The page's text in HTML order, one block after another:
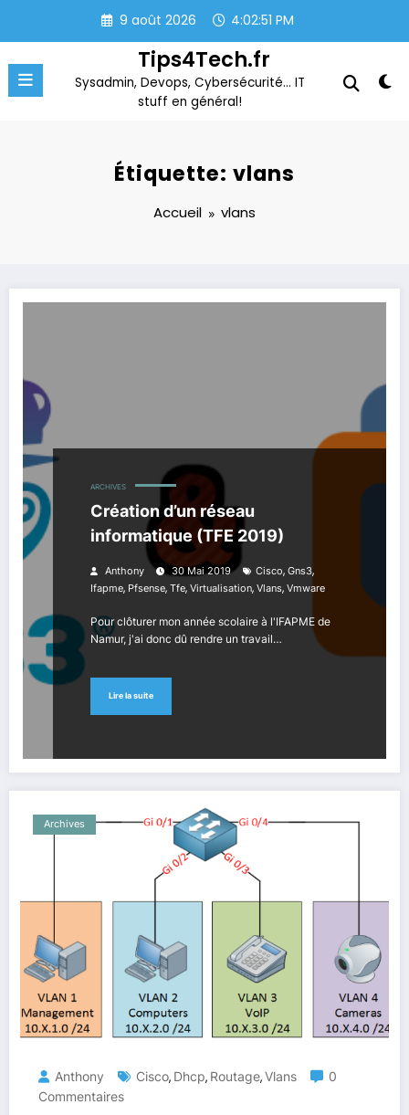
contenu
9 août 2026 4:02:51 PM
Tips4Tech.fr
Sysadmin, Devops, Cybersécurité… IT
stuff en général!
Étiquette: vlans
Accueil vlans
ARCHIVES
Création d’un réseau
informatique (TFE 2019)
Anthony 30 Mai 2019 Cisco, Gns3,
Ifapme, Pfsense, Tfe, Virtualisation, Vlans, Vmware
Pour clôturer mon année scolaire à l'IFAPME de
Namur, j'ai donc dû rendre un travail…
Lire la suite
Archives
Anthony Cisco, Dhcp, Routage,Vlans
0
Commentaires